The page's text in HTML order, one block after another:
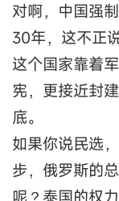
对啊，中国强
30年，这不正
这个国家靠着
宪，更接近封
底。
如果你说民选
步，俄罗斯的
呢？泰国的权